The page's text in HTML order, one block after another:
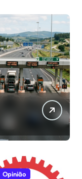
Opinião